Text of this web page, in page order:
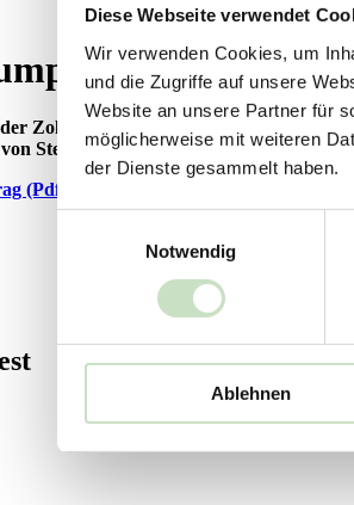
Diese Webseite verwendet
Wir verwenden Cookies, um
und die Zugriffe auf unsere
Website an unsere Partner für
möglicherweise mit weiteren
der Dienste gesammelt haben.
Notwendig
Ablehnen
und die Zölle.
Zollankündigungen durch US-
Steyler Fair Invest - Bonds und
(Pdf)